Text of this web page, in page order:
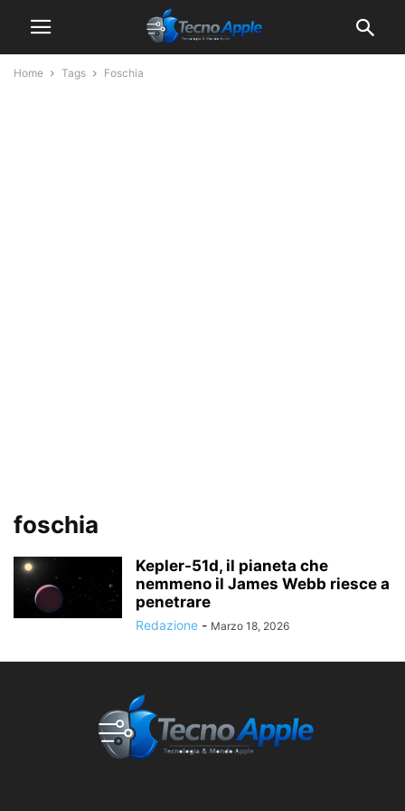
Home Tags Foschia
foschia
Kepler-51d, il pianeta che
nemmeno il James Webb riesce a
penetrare
Redazione - Marzo 18, 2026